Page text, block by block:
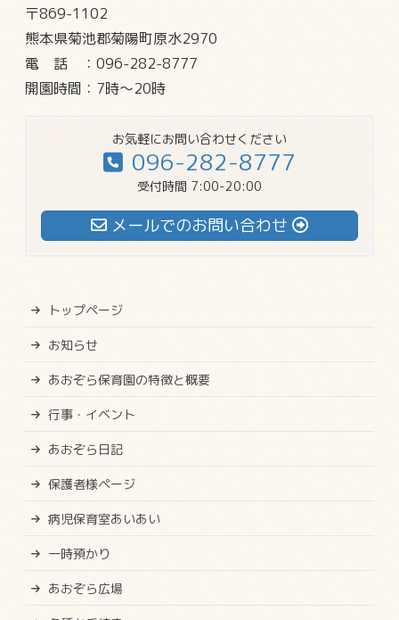
〒869-1102
熊本県菊池郡菊陽町原水2970
電話
：096-282-8777
開園時間：7時～20時
お気軽にお問い合わせください
096-282-8777
受付時間 7:00-20:00
メールでのお問い合わせ
トップページ
お知らせ
あおぞら保育園の特徴と概要
行事・イベント
あおぞら日記
保護者様ページ
病児保育室あいあい
一時預かり
あおぞら広場